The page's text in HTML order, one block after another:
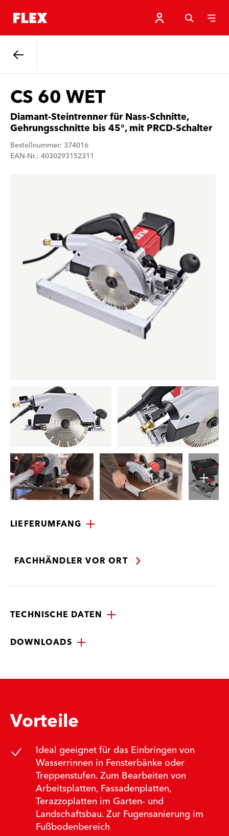
CS 60 WET
Diamant-Steintrenner für Nass-Schnitte,
Gehrungsschnitte bis 45°, mit PRCD-Schalter
Bestellnummer: 374016
EAN-Nr.: 4030293152311
LIEFERUMFANG
FACHHÄNDLER VOR ORT
TECHNISCHE DATEN
DOWNLOADS
Vorteile
Ideal geeignet für das Einbringen von
Wasserrinnen in Fensterbänke oder
Treppenstufen. Zum Bearbeiten von
Arbeitsplatten, Fassadenplatten,
Terazzoplatten im Garten- und
Landschaftsbau. Zur Fugensanierung im
Fußbodenbereich